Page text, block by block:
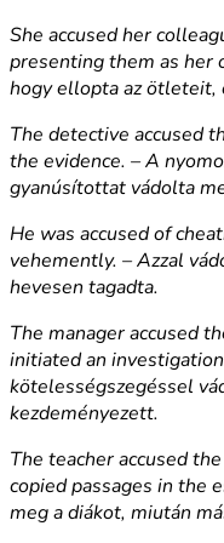
She accused her
presenting them as her
hogy ellopta az ötleteit,
The detective accused
the evidence. – A
gyanúsítottat vádolta
He was accused of
vehemently. – Azzal
hevesen tagadta.
The manager accused
initiated an
kötelességszegéssel
kezdeményezett.
The teacher accused
copied passages in the
meg a diákot, miután